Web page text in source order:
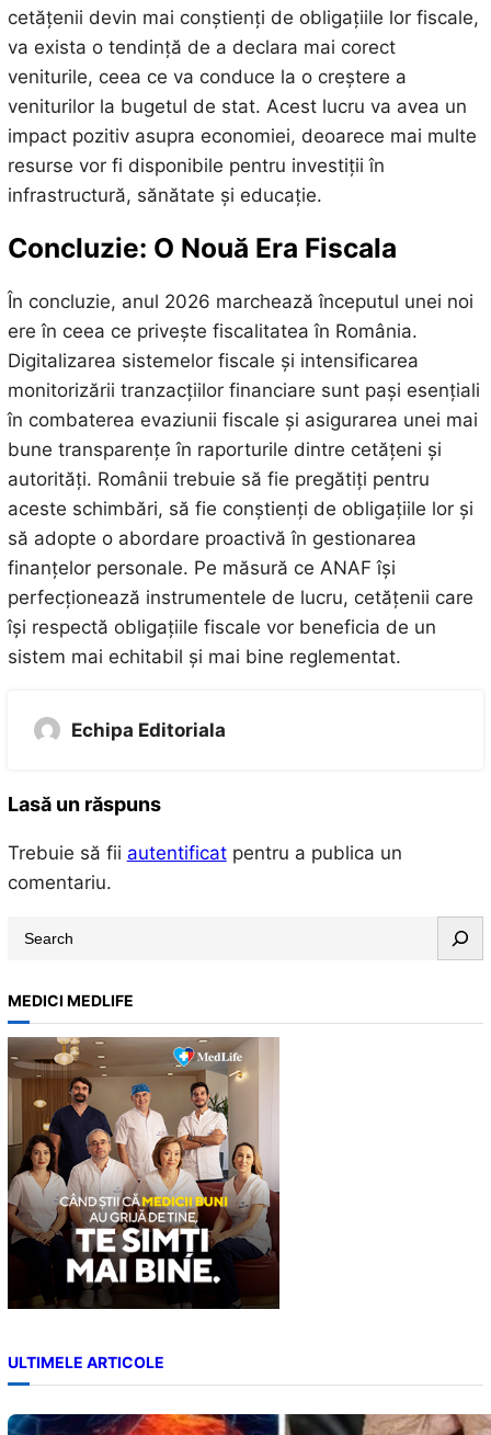
cetățenii devin mai conștienți de obligațiile lor fiscale,
va exista o tendință de a declara mai corect
veniturile, ceea ce va conduce la o creștere a
veniturilor la bugetul de stat. Acest lucru va avea un
impact pozitiv asupra economiei, deoarece mai multe
resurse vor fi disponibile pentru investiții în
infrastructură, sănătate și educație.
Concluzie: O Nouă Era Fiscala
În concluzie, anul 2026 marchează începutul unei noi
ere în ceea ce privește fiscalitatea în România.
Digitalizarea sistemelor fiscale și intensificarea
monitorizării tranzacțiilor financiare sunt pași esențiali
în combaterea evaziunii fiscale și asigurarea unei mai
bune transparențe în raporturile dintre cetățeni și
autorități. Românii trebuie să fie pregătiți pentru
aceste schimbări, să fie conștienți de obligațiile lor și
să adopte o abordare proactivă în gestionarea
finanțelor personale. Pe măsură ce ANAF își
perfecționează instrumentele de lucru, cetățenii care
își respectă obligațiile fiscale vor beneficia de un
sistem mai echitabil și mai bine reglementat.
Echipa Editoriala
Lasă un răspuns
Trebuie să fii autentificatpentru a publica un
comentariu.
r
c
h
MEDICI MEDLIFE
ULTIMELE ARTICOLE